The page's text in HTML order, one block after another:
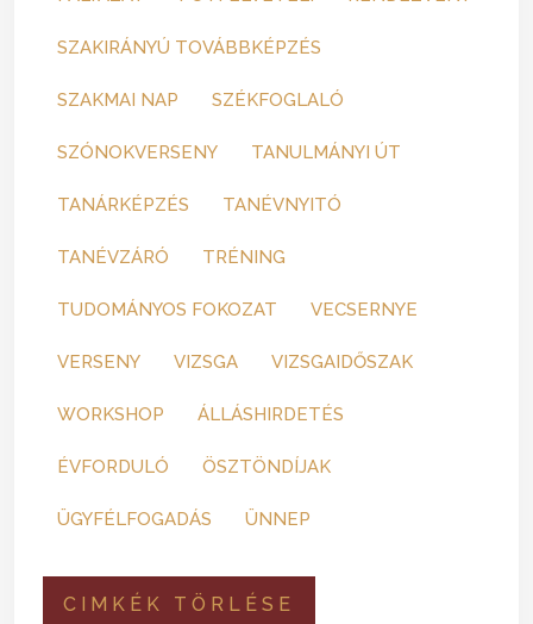
SZAKIRÁNYÚ TOVÁBBKÉPZÉS
SZAKMAI NAP SZÉKFOGLALÓ
SZÓNOKVERSENY TANULMÁNYI ÚT
TANÁRKÉPZÉS TANÉVNYITÓ
TANÉVZÁRÓ TRÉNING
TUDOMÁNYOS FOKOZAT VECSERNYE
VERSENY VIZSGA VIZSGAIDŐSZAK
WORKSHOP ÁLLÁSHIRDETÉS
ÉVFORDULÓ ÖSZTÖNDÍJAK
ÜGYFÉLFOGADÁS ÜNNEP
CIMKÉK TÖRLÉSE